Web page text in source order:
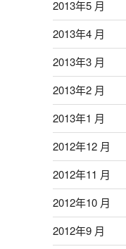
2013年5 月
2013年4 月
2013年3 月
2013年2 月
2013年1 月
2012年12 月
2012年11 月
2012年10 月
2012年9 月